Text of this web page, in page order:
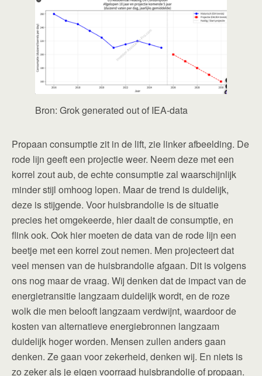
Bron: Grok generated out of IEA-data
Propaan consumptie zit in de lift, zie linker afbeelding. De
rode lijn geeft een projectie weer. Neem deze met een
korrel zout aub, de echte consumptie zal waarschijnlijk
minder stijl omhoog lopen. Maar de trend is duidelijk,
deze is stijgende. Voor huisbrandolie is de situatie
precies het omgekeerde, hier daalt de consumptie, en
flink ook. Ook hier moeten de data van de rode lijn een
beetje met een korrel zout nemen. Men projecteert dat
veel mensen van de huisbrandolie afgaan. Dit is volgens
ons nog maar de vraag. Wij denken dat de impact van de
energietransitie langzaam duidelijk wordt, en de roze
wolk die men belooft langzaam verdwijnt, waardoor de
kosten van alternatieve energiebronnen langzaam
duidelijk hoger worden. Mensen zullen anders gaan
denken. Ze gaan voor zekerheid, denken wij. En niets is
zo zeker als je eigen voorraad huisbrandolie of propaan.